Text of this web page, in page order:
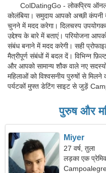
ColDatingGo - लोकप्रिय
कोलंबिया। समुदाय आपको अच्छी कंपनी
चुनने में मदद करेगा। दिलचस्प
उद्देश्य के बारे में बताएं। परियोजना
संबंध बनाने में मदद करेगी। सही
मैत्रीपूर्ण संबंधों में बदल दें। विभिन्न
और आपको सामान्य शौक वाले नए
महिलाओं को विश्वसनीय पुरुषों से मिलने
पर्यटकों मुफ्त डेटिंग साइट से जुड़ें
पुरुष और
Miyer
27 वर्ष, तुला
लड़का एक